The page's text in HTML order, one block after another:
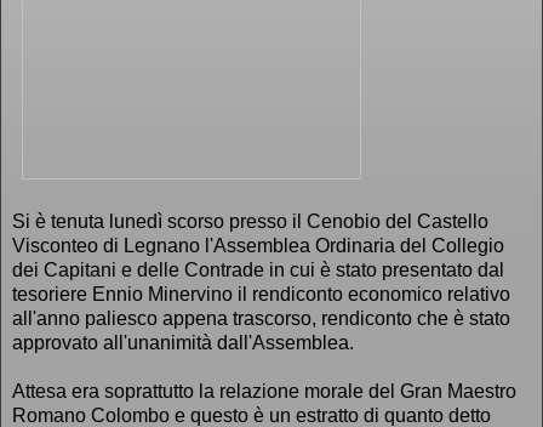
Si è tenuta lunedì scorso presso il Cenobio del Castello
Visconteo di Legnano l'Assemblea Ordinaria del Collegio
dei Capitani e delle Contrade in cui è stato presentato dal
tesoriere Ennio Minervino il rendiconto economico relativo
all'anno paliesco appena trascorso, rendiconto che è stato
approvato all'unanimità dall'Assemblea.
Attesa era soprattutto la relazione morale del Gran Maestro
Romano Colombo e questo è un estratto di quanto detto